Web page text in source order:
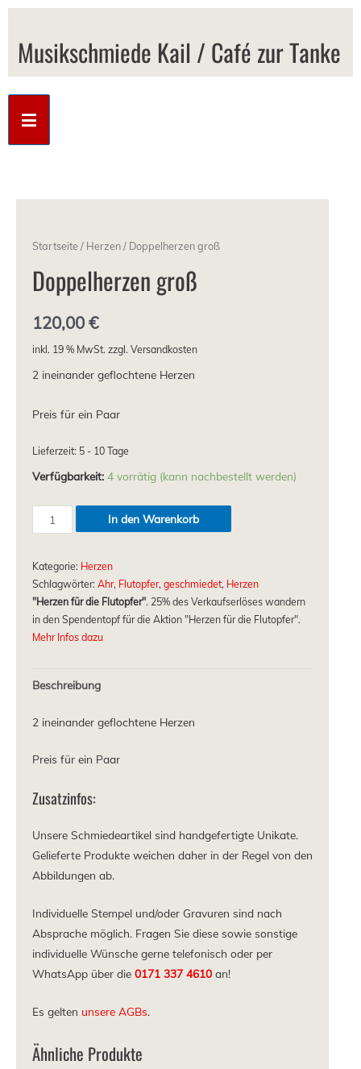
Musikschmiede Kail / Café zur Tanke
Startseite/ Herzen/ Doppelherzen groß
Doppelherzen groß
120,00€
inkl. 19 % MwSt. zzgl. Versandkosten
2 ineinander geflochtene Herzen
Preis für ein Paar
Lieferzeit: 5 - 10 Tage
Verfügbarkeit: 4 vorrätig (kann nachbestellt werden)
In den Warenkorb
Kategorie: Herzen
Schlagwörter: Ahr, Flutopfer, geschmiedet, Herzen
"Herzen für die Flutopfer". 25% des Verkaufserlöses wandern
in den Spendentopf für die Aktion "Herzen für die Flutopfer".
Mehr Infos dazu
Beschreibung
2 ineinander geflochtene Herzen
Preis für ein Paar
Zusatzinfos:
Unsere Schmiedeartikel sind handgefertigte Unikate.
Gelieferte Produkte weichen daher in der Regel von den
Abbildungen ab.
Individuelle Stempel und/oder Gravuren sind nach
Absprache möglich. Fragen Sie diese sowie sonstige
individuelle Wünsche gerne telefonisch oder per
WhatsApp über die 0171 337 4610 an!
Es gelten unsere AGBs.
Ähnliche Produkte